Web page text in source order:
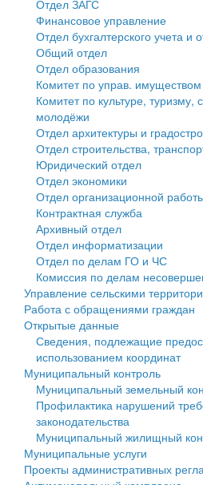
Государственные услуги
Промышленность и АПК
Экономика и бизнес
Символика
Устав
Гостям округа
Туризм
Культура
Образование
Здравоохранение
Социальная защита
Фотоальбом
муниципального округа
Администрация Кашинского
Тверской области
Управление сельскими
Открытые данные
Работа с обращениями граждан
Муниципальный контроль
Муниципальные услуги
Проекты административных
Антимонопольный комплаенс
Противодействие коррупции
Финансовое управление
Бюджет для граждан
Имущество
Выявление правообладателей
объектов недвижимости
Имущественная поддержка
среднего предпринимательства
Информационная поддержка
среднего предпринимательства
Муниципальные программы
Контрольно-счетная палата
Персональные данные
Оценка регулирующего
Деятельность МУ
Нормативы градостроительного
Отдел ЗАГС
Финансовое управление
Отдел бухгалтерского учета и
Общий отдел
Отдел образования
Комитет по управ. имуществом
Комитет по культуре, туризму,
молодёжи
Отдел архитектуры и
Отдел строительства,
Юридический отдел
Отдел экономики
Отдел организационной
Контрактная служба
Архивный отдел
Отдел информатизации
Отдел по делам ГО и ЧС
Комиссия по делам
Управление сельскими
Работа с обращениями граждан
Открытые данные
Сведения, подлежащие
использованием координат
Муниципальный контроль
Муниципальный земельный
Профилактика нарушений
законодательства
Муниципальный жилищный
Муниципальные услуги
Проекты административных